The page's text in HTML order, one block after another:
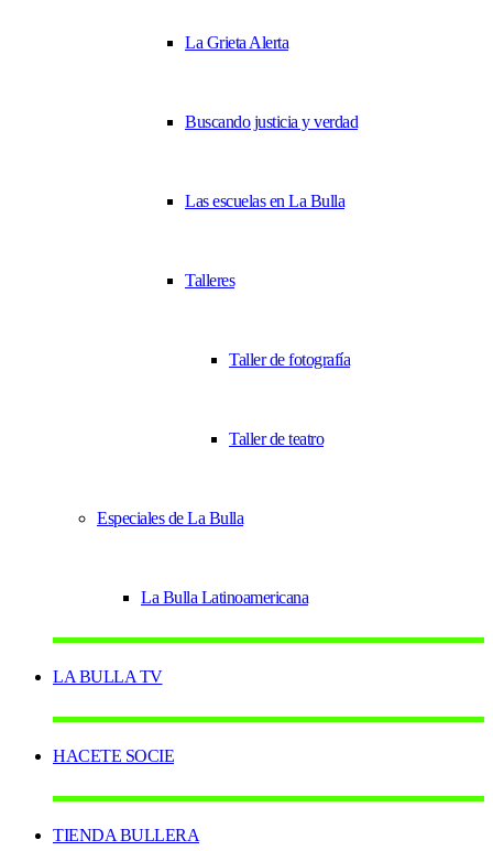
La Grieta Alerta
Buscando justicia y verdad
Las escuelas en La Bulla
Talleres
Taller de fotografía
Taller de teatro
Especiales de La Bulla
La Bulla Latinoamericana
LA BULLA TV
HACETE SOCIE
TIENDA BULLERA